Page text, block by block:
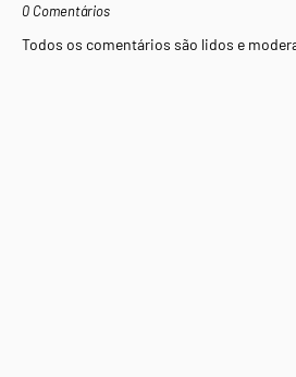
0 Comentários
Todos os comentários são lidos e